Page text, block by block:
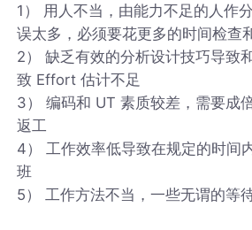
1） 用人不当，由能力不足的人作
误太多，必须要花更多的时间检查
2） 缺乏有效的分析设计技巧导致
致 Effort 估计不足
3） 编码和 UT 素质较差，需要成
返工
4） 工作效率低导致在规定的时间
班
5） 工作方法不当，一些无谓的等